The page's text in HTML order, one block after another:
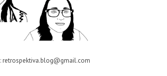
: retrospektiva.blog@gmail.com